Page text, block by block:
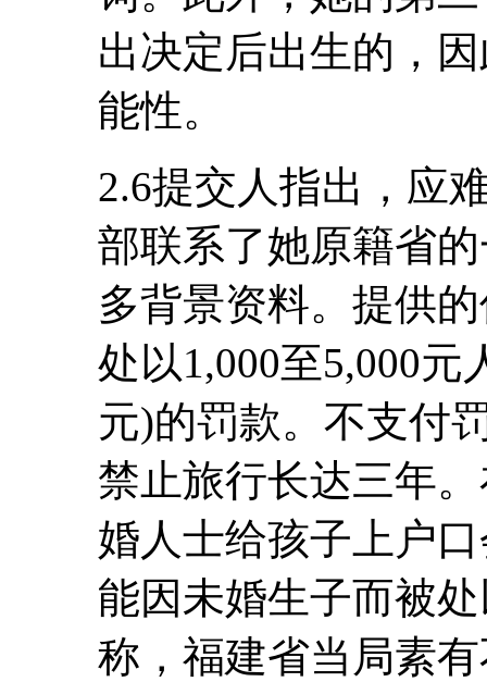
出决定后出生的，
能性。
2.6提交人指出，应
部联系了她原籍省
多背景资料。提供
处以1,000至5,000元
元)的罚款。不支付
禁止旅行长达三年
婚人士给孩子上户
能因未婚生子而被
称，福建省当局素